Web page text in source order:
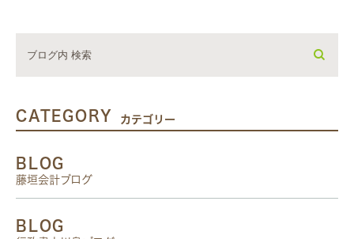
CATEGORY カテゴリー
BLOG
藤垣会計ブログ
BLOG